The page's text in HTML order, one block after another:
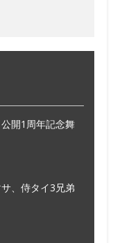
公開1周年記念舞
、侍タイ3兄弟